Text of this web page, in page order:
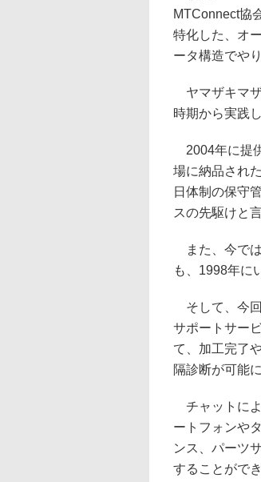
MTConnect協
特化した、オ
ータ構造でや
ヤマザキマザ
時期から実践
2004年に提
場に納品され
日体制の保守
スの先駆けと
また、今で
も、1998年に
そして、今
サポートサー
て、加工完了
隔診断が可能
チャットに
ートフォンや
ンス、パーツ
することができ